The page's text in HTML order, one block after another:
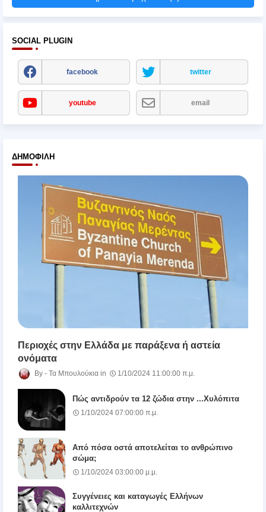
SOCIAL PLUGIN
facebook twitter
youtube email
ΔΗΜΟΦΙΛΉ
Περιοχές στην Ελλάδα με παράξενα ή αστεία
ονόματα
Τα Μπουλούκια 1/10/2024 11:00:00 π.μ.
Πώς αντιδρούν τα 12 ζώδια στην ...Χυλόπιτα
1/10/2024 07:00:00 π.μ.
Από πόσα οστά αποτελείται το ανθρώπινο
σώμα;
1/10/2024 03:00:00 μ.μ.
Συγγένειες και καταγωγές Ελλήνων
καλλιτεχνών